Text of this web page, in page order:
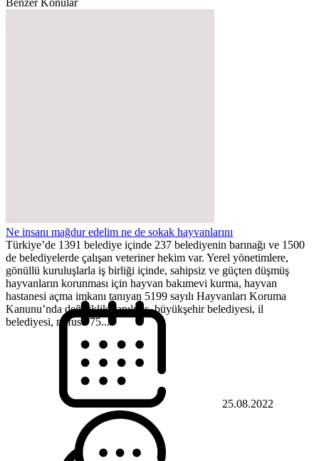
Benzer Konular
Ne insanı mağdur edelim ne de sokak hayvanlarını
Türkiye’de 1391 belediye içinde 237 belediyenin barınağı ve 1500
de belediyelerde çalışan veteriner hekim var. Yerel yönetimlere,
gönüllü kuruluşlarla iş birliği içinde, sahipsiz ve güçten düşmüş
hayvanların korunması için hayvan bakımevi kurma, hayvan
hastanesi açma imkanı tanıyan 5199 sayılı Hayvanları Koruma
Kanunu’nda değişiklik yapılmış, büyükşehir belediyesi, il
belediyesi, nüfusu 75...
25.08.2022